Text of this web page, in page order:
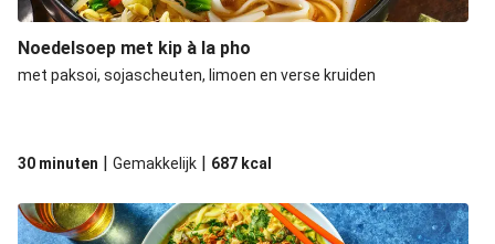
Noedelsoep met kip à la pho
met paksoi, sojascheuten, limoen en verse kruiden
30 minuten | Gemakkelijk | 687 kcal